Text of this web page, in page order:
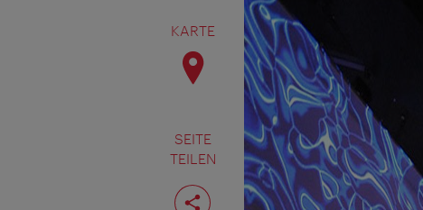
KARTE
SEITE
TEILEN
Seite
teilen